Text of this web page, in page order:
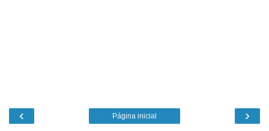
‹ ›
Página inicial